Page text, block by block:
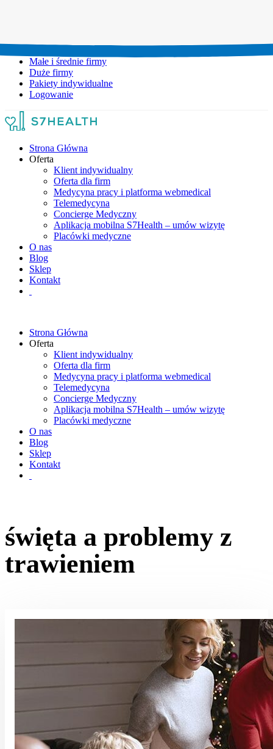
Małe i średnie firmy
Duże firmy
Pakiety indywidualne
Logowanie
Strona Główna
Oferta
Klient indywidualny
Oferta dla firm
Medycyna pracy i platforma webmedical
Telemedycyna
Concierge Medyczny
Aplikacja mobilna S7Health – umów wizytę
Placówki medyczne
O nas
Blog
Sklep
Kontakt
Strona Główna
Oferta
Klient indywidualny
Oferta dla firm
Medycyna pracy i platforma webmedical
Telemedycyna
Concierge Medyczny
Aplikacja mobilna S7Health – umów wizytę
Placówki medyczne
O nas
Blog
Sklep
Kontakt
święta a problemy z
trawieniem